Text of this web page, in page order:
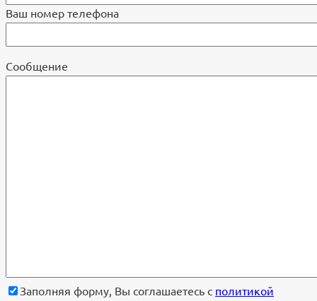
Ваш номер телефона
Cообщение
Заполняя форму, Вы соглашаетесь с политикой